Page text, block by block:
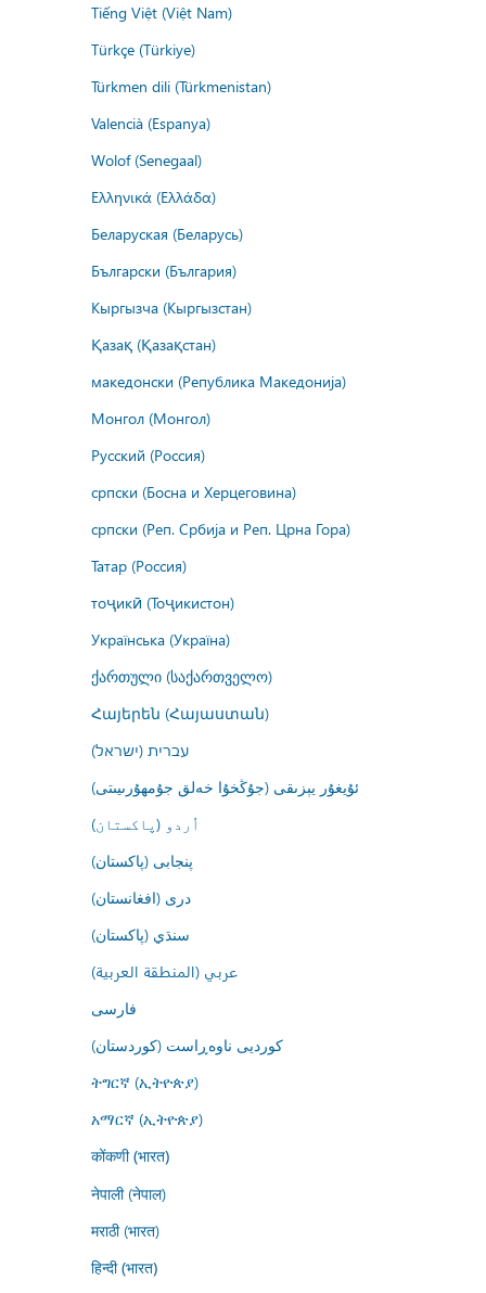
Tiếng Việt (Việt Nam)
Türkçe (Türkiye)
Türkmen dili (Türkmenistan)
Valencià (Espanya)
Wolof (Senegaal)
Ελληνικά (Ελλάδα)
Беларуская (Беларусь)
Български (България)
Кыргызча (Кыргызстан)
Қазақ (Қазақстан)
македонски (Република Македонија)
Монгол (Монгол)
Русский (Россия)
српски (Босна и Херцеговина)
српски (Реп. Србија и Реп. Црна Гора)
Татар (Россия)
тоҷикӣ (Тоҷикистон)
Українська (Україна)
ქართული (საქართველო)
Հայերեն (Հայաստան)
עברית (ישראל)
ئۇيغۇر يېزىقى (جۇڭخۇا خەلق جۇمھۇرىيىتى)
اُردو (پاکستان)
پنجابی (پاکستان)
درى (افغانستان)
سنڌي (پاکستان)
عربي (المنطقة العربية)
فارسى
کوردیی ناوەڕاست (کوردستان)
ትግርኛ (ኢትዮጵያ)
አማርኛ (ኢትዮጵያ)
कोंकणी (भारत)
नेपाली (नेपाल)
मराठी (भारत)
हिन्दी (भारत)